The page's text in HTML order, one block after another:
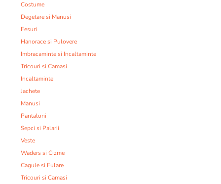
Costume
Degetare si Manusi
Fesuri
Hanorace si Pulovere
Imbracaminte si Incaltaminte
Tricouri si Camasi
Incaltaminte
Jachete
Manusi
Pantaloni
Sepci si Palarii
Veste
Waders si Cizme
Cagule si Fulare
Tricouri si Camasi